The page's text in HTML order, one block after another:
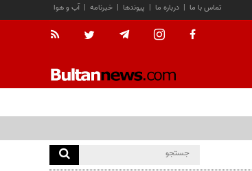
آب و هوا | خبرنامه | پیوندها | درباره ما | تماس با ما